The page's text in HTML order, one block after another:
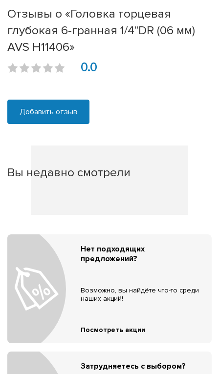
Отзывы о «Головка торцевая
глубокая 6-гранная 1/4''DR (06 мм)
AVS H11406»
0.0
Добавить отзыв
Вы недавно смотрели
Нет подходящих
предложений?
Возможно, вы найдёте что-то среди
наших акций!
Посмотреть акции
Затрудняетесь с выбором?